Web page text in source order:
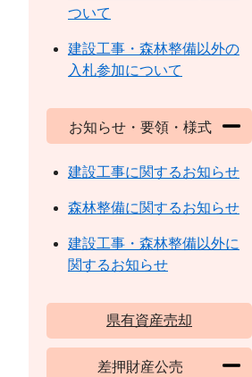
ついて
建設工事・森林整備以外の
入札参加について
お知らせ・要領・様式
建設工事に関するお知らせ
森林整備に関するお知らせ
建設工事・森林整備以外に
関するお知らせ
県有資産売却
差押財産公売